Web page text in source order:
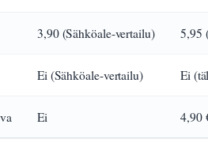
3,90 (Sähköale-vertailu) 5,95
Ei (Sähköale-vertailu) Ei
Ei 4,90